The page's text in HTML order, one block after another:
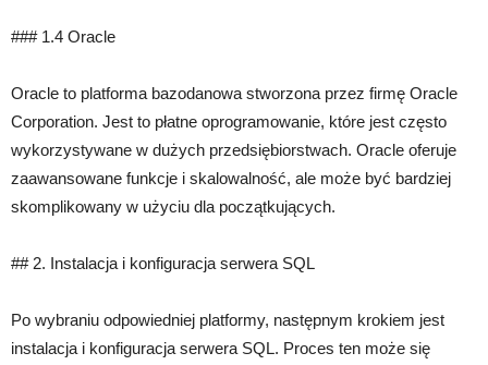
### 1.4 Oracle
Oracle to platforma bazodanowa stworzona przez firmę Oracle
Corporation. Jest to płatne oprogramowanie, które jest często
wykorzystywane w dużych przedsiębiorstwach. Oracle oferuje
zaawansowane funkcje i skalowalność, ale może być bardziej
skomplikowany w użyciu dla początkujących.
## 2. Instalacja i konfiguracja serwera SQL
Po wybraniu odpowiedniej platformy, następnym krokiem jest
instalacja i konfiguracja serwera SQL. Proces ten może się